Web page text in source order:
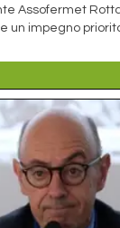
Assofermet
un impegno